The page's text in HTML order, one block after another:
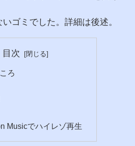
ゴミでした。詳細は後述。
目次
ろ
Musicでハイレゾ再生